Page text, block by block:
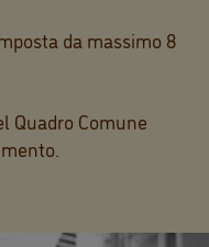
da massimo 8
Quadro Comune